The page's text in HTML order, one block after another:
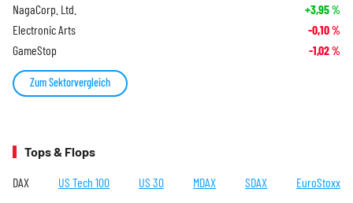
NagaCorp. Ltd. +3,95%
Electronic Arts -0,10%
GameStop -1,02%
Zum Sektorvergleich
Tops & Flops
DAX US Tech 100 US 30 MDAX SDAX EuroStoxx